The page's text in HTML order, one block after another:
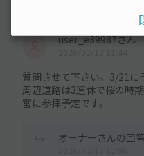
user_e39987さん
質問させて下さい。3/21に
周辺道路は3連休で桜の時
宮に参拝予定です。
オーナーさんの回